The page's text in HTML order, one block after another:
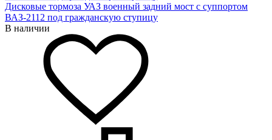
Дисковые тормоза УАЗ военный задний мост с суппортом
ВАЗ-2112 под гражданскую ступицу
В наличии